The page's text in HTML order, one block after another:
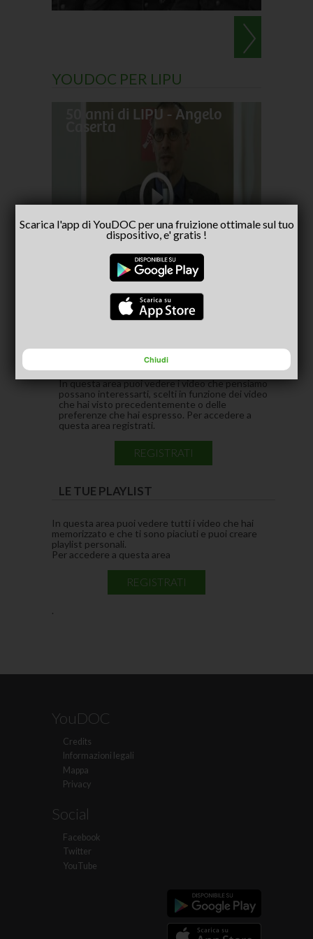
YOUDOC PER LIPU
50 anni di LIPU - Angelo
Caserta
-
CONSIGLIATI PER TE(ACTIVE TAB)
In questa area puoi vedere i video che pensiamo
possano interessarti, scelti in funzione dei video
che hai visto precedentemente o delle
preferenze che hai espresso. Per accedere a
questa area registrati.
REGISTRATI
LE TUE PLAYLIST
In questa area puoi vedere tutti i video che hai
memorizzato e che ti sono piaciuti e puoi creare
playlist personali.
Per accedere a questa area
REGISTRATI
.
YouDOC
Credits
Informazioni legali
Mappa
Privacy
Social
Facebook
Twitter
YouTube
Scarica l'app di YouDOC per una fruizione ottimale sul tuo
dispositivo, e' gratis !
Chiudi